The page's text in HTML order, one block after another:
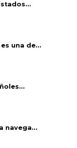
una de...
navega...